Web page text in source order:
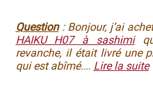
Partenaires
Plan du site
Question : Bonjour, j’ai
HAIKU H07 à sashimi
revanche, il était livré une
qui est abîmé.… Lire la suite